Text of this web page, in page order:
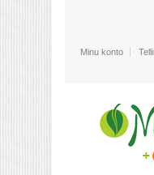
Minu konto